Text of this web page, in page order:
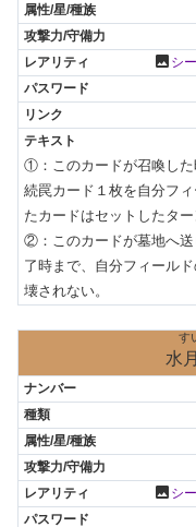
photo シ
①：このカードが召喚した
続罠カード１枚を自分フ
たカードはセットしたター
②：このカードが墓地へ
了時まで、自分フィール
壊されない。
す
水
photo シ